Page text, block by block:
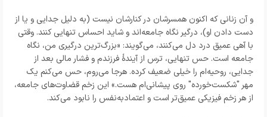
و آن زنانی که اکنون همسرشان در کنارشان نیست (به دلیل جدایی و یا از
دست دادن او)، درگیر نگاه جامعه‌اند و شاید احساس تنهایی کنند. وقتی
با آهی عمیق درد دل می‌کنند، می‌گویند: «بزرگ‌ترین درگیری من، نگاه
جامعه است. حس تنهایی، ترس از آیندهٔ فرزندم و فشار مالی بعد از
جدایی، روحیه‌ام را خیلی ضعیف کرده. هرجا می‌روم، حس می‌کنم یک
مهر "شکست‌خورده" روی پیشانی‌ام هست.» این زخم قضاوت‌های جامعه،
از هر زخم فیزیکی عمیق‌تر است و اعتمادبه‌نفس را نابود می‌کند.